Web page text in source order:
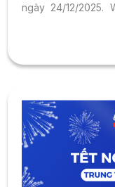
ngày 24/12/2025.
khai thác và